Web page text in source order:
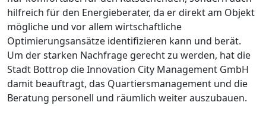
hilfreich für den Energieberater, da er direkt am Objekt
mögliche und vor allem wirtschaftliche
Optimierungsansätze identifizieren kann und berät.
Um der starken Nachfrage gerecht zu werden, hat die
Stadt Bottrop die Innovation City Management GmbH
damit beauftragt, das Quartiersmanagement und die
Beratung personell und räumlich weiter auszubauen.